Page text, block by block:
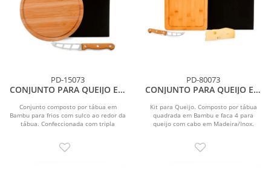
PD-15073
CONJUNTO PARA QUEIJO EM
PÇS
Conjunto composto por tábua em
Bambu para frios com sulco ao redor da
tábua. Confeccionada com tripla
PD-80073
CONJUNTO PARA QUEIJO EM
PÇS
Kit para Queijo. Composto por tábua
quadrada em Bambu e faca 4 para
queijo com cabo em Madeira/Inox.